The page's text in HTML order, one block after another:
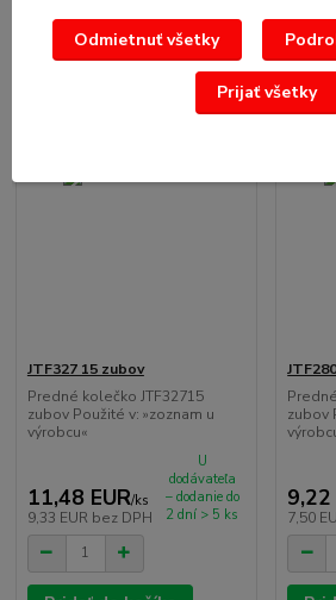
JTF327 15 zubov
Predné kolečko JTF32715
zubov Použité v: »zoznam u
výrobcu«
11,48 EUR/ks
9,33 EUR bez DPH
U
dodávateľa
– dodanie do
2 dní > 5 ks
zubov
9,22
7,50
Odmietnuť všetky
Prijať všetky